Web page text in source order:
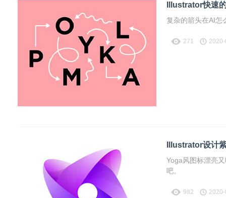
Illustrator快速
复杂的箭头在AI怎
271
Illustrator设计
Yoga风图标漂亮
吧。
982